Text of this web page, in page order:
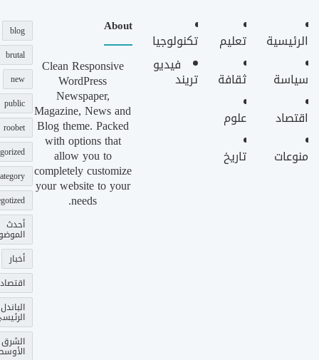
الرئيسية
سياسة
اقتصاد
منوعات
تعليم
ثقافة
علوم
تاريخ
تكنولوجيا
فيديو
تريند
About
Clean Responsive
WordPress
Newspaper,
Magazine, News and
Blog theme. Packed
with options that
allow you to
completely customize
your website to your
needs.
blog
brutal
new
public
roobet
أحدث
أخبار
اقتصاد
الباندل
الشرق